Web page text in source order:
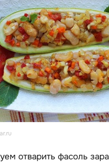
отварить фасоль